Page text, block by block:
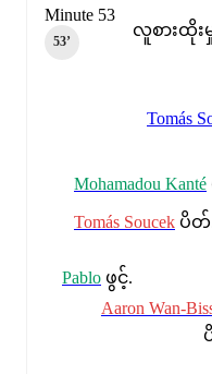
လူစားထိုး
Minute 53
53‎’‎
Tomás
Mohamadou Kanté
Tomás Soucek ပိတ်
Pablo ဖွင့်.
Aaron Wan-